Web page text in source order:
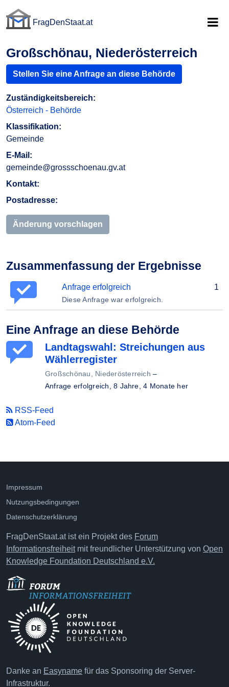
FragDenStaat.at
Großschönau, Niederösterreich
Stellen Sie eine Anfrage an diese Behörde
Zuständigkeitsbereich:
Österreich - Behörde
Klassifikation:
Gemeinde
E-Mail:
gemeinde@grossschoenau.gv.at
Kontakt:
Postadresse:
Änderung vorschlagen
Zusammenfassung der Ergebnisse
Anfrage erfolgreich
Diese Anfrage war erfolgreich.
1
Eine Anfrage an diese Behörde
Landtagswahl: Streichungen aus
Wählerregister
Großschönau, Niederösterreich –
Anfrage erfolgreich,8 Jahre, 4 Monate her
RSS-Feed
Atom-Feed
Impressum
Nutzungsbedingungen
Datenschutzerklärung
FragDenStaat.at ist ein Projekt des Forum
Informationsfreiheitmit freundlicher Unterstützung von Open
Knowledge Foundation Deutschland e.V.
Danke an Easyname für das Sponsoring der Server-
Infrastruktur.